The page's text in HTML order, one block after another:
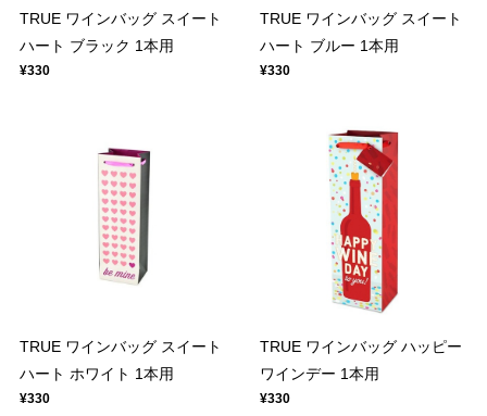
TRUE ワインバッグ スイート
ハート ブラック 1本用
¥330
TRUE ワインバッグ スイート
ハート ブルー 1本用
¥330
TRUE ワインバッグ スイート
ハート ホワイト 1本用
¥330
TRUE ワインバッグ ハッピー
ワインデー 1本用
¥330